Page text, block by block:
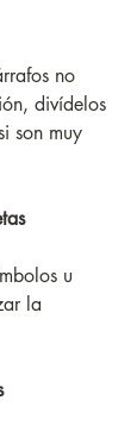
no
divídelos
son muy
u
la